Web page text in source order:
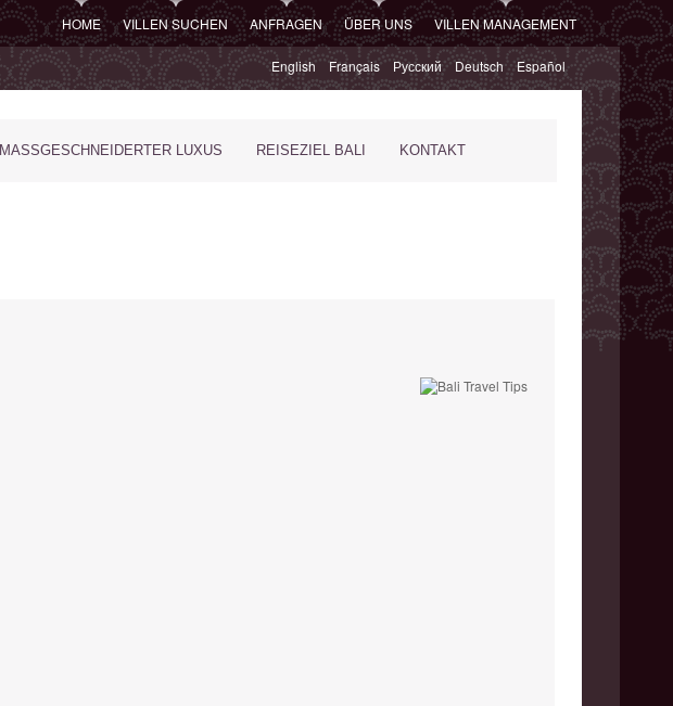
HOME VILLEN SUCHEN ANFRAGEN ÜBER UNS VILLEN MANAGEMENT
English Français Русский Deutsch Español
MASSGESCHNEIDERTER LUXUS REISEZIEL BALI KONTAKT